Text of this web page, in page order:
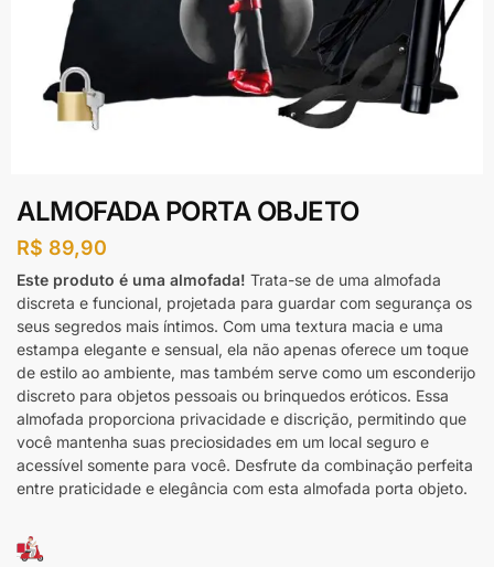
ALMOFADA PORTA OBJETO
R$ 89,90
Este produto é uma almofada! Trata-se de uma almofada
discreta e funcional, projetada para guardar com segurança os
seus segredos mais íntimos. Com uma textura macia e uma
estampa elegante e sensual, ela não apenas oferece um toque
de estilo ao ambiente, mas também serve como um esconderijo
discreto para objetos pessoais ou brinquedos eróticos. Essa
almofada proporciona privacidade e discrição, permitindo que
você mantenha suas preciosidades em um local seguro e
acessível somente para você. Desfrute da combinação perfeita
entre praticidade e elegância com esta almofada porta objeto.